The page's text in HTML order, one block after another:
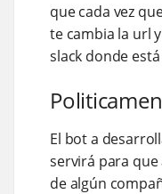
que cada vez
te cambia la url
slack donde
El bot a
servirá para
de algún